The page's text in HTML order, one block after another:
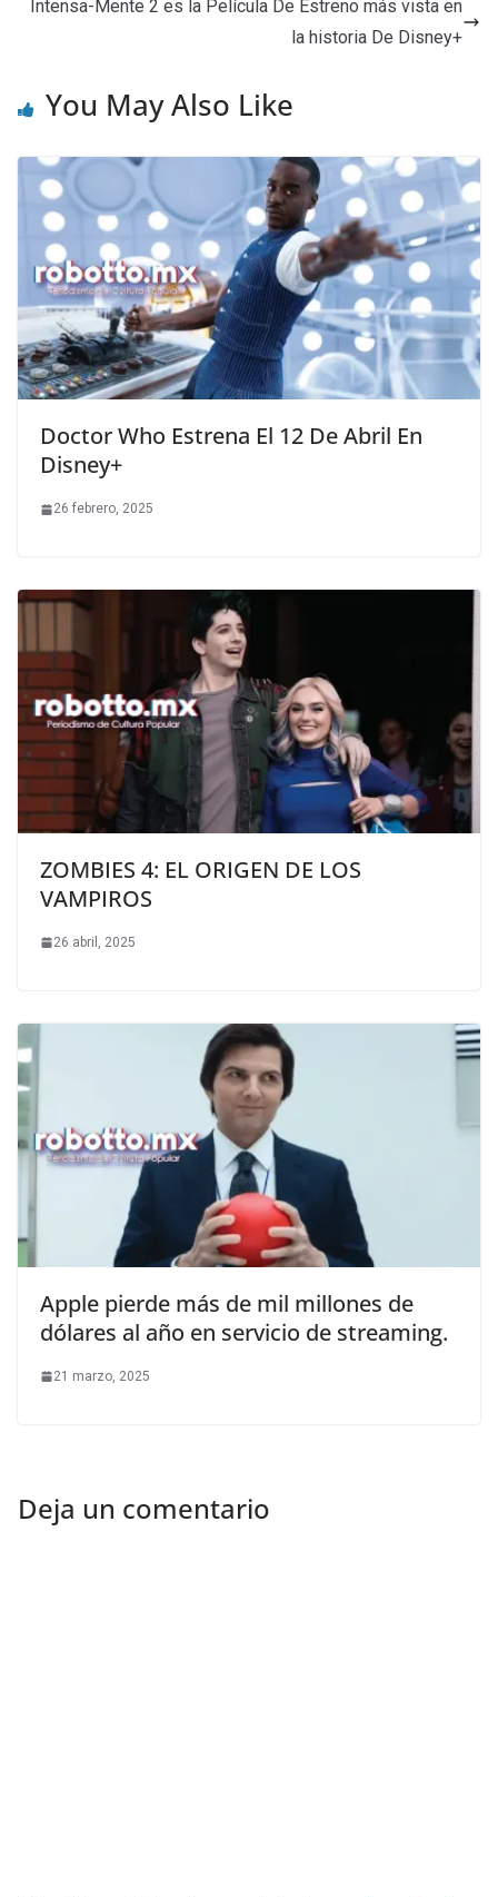
Intensa-Mente 2 es la Película De Estreno más vista en
la historia De Disney+
You May Also Like
Doctor Who Estrena El 12 De Abril En
Disney+
26 febrero, 2025
ZOMBIES 4: EL ORIGEN DE LOS
VAMPIROS
26 abril, 2025
Apple pierde más de mil millones de
dólares al año en servicio de streaming.
21 marzo, 2025
Deja un comentario